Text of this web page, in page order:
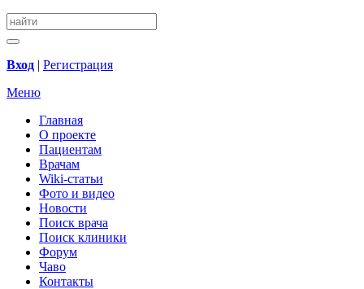
Вход | Регистрация
Меню
Главная
О проекте
Пациентам
Врачам
Wiki-статьи
Фото и видео
Новости
Поиск врача
Поиск клиники
Форум
Чаво
Контакты